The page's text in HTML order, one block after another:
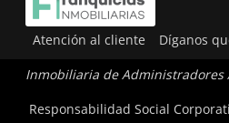
Atención al cliente Díganos
Inmobiliaria de Administradores
Responsabilidad Social